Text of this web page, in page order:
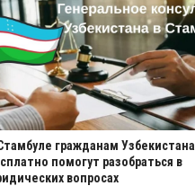
гражданам Узбекистана
помогут разобраться в
вопросах